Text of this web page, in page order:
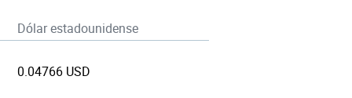
Dólar estadounidense
0.04766 USD